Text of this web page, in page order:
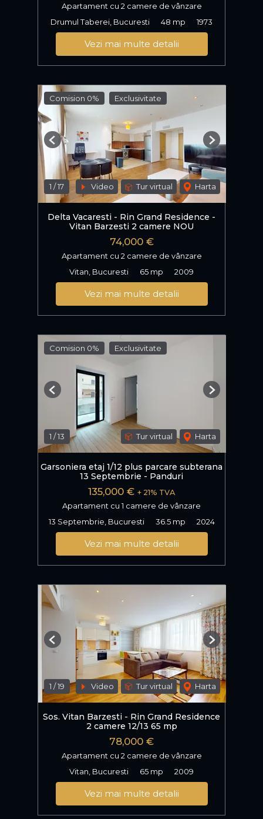
Apartament cu 2 camere de vânzare
Drumul Taberei, Bucuresti
48 mp 1973
Vezi mai multe detalii
Comision 0% Exclusivitate
1 /17 Video Tur virtual Harta
Previous Next
Delta Vacaresti - Rin Grand Residence -
Vitan Barzesti 2 camere NOU
74,000 €
Apartament cu 2 camere de vânzare
Vitan, Bucuresti
65 mp 2009
Vezi mai multe detalii
Comision 0% Exclusivitate
1 /13 Tur virtual Harta
Previous Next
Garsoniera etaj 1/12 plus parcare subterana
13 Septembrie - Panduri
135,000 € + 21% TVA
Apartament cu 1 camere de vânzare
13 Septembrie, Bucuresti
36.5 mp 2024
Vezi mai multe detalii
1 /19 Video Tur virtual Harta
Previous Next
Sos. Vitan Barzesti - Rin Grand Residence
2 camere 12/13 65 mp
78,000 €
Apartament cu 2 camere de vânzare
Vitan, Bucuresti
65 mp 2009
Vezi mai multe detalii